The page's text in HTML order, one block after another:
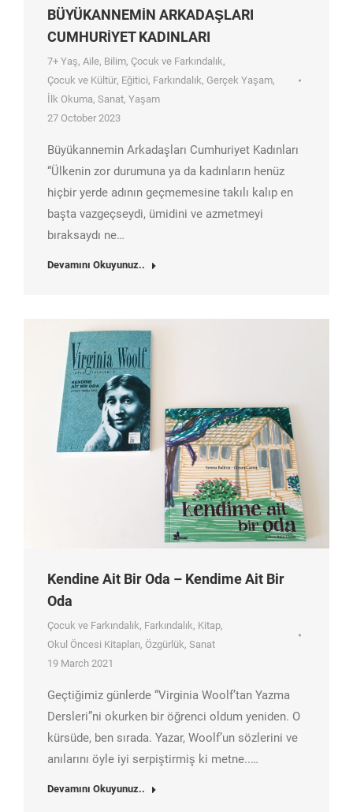
BÜYÜKANNEMİN ARKADAŞLARI
CUMHURİYET KADINLARI
7+ Yaş, Aile, Bilim, Çocuk ve Farkındalık,
Çocuk ve Kültür, Eğitici, Farkındalık, Gerçek Yaşam,
İlk Okuma, Sanat, Yaşam
27 October 2023
Büyükannemin Arkadaşları Cumhuriyet Kadınları
“Ülkenin zor durumuna ya da kadınların henüz
hiçbir yerde adının geçmemesine takılı kalıp en
başta vazgeçseydi, ümidini ve azmetmeyi
bıraksaydı ne…
Devamını Okuyunuz..
Kendine Ait Bir Oda – Kendime Ait Bir
Oda
Çocuk ve Farkındalık, Farkındalık, Kitap,
Okul Öncesi Kitapları, Özgürlük, Sanat
19 March 2021
Geçtiğimiz günlerde “Virginia Woolf’tan Yazma
Dersleri”ni okurken bir öğrenci oldum yeniden. O
kürsüde, ben sırada. Yazar, Woolf’un sözlerini ve
anılarını öyle iyi serpiştirmiş ki metne..…
Devamını Okuyunuz..